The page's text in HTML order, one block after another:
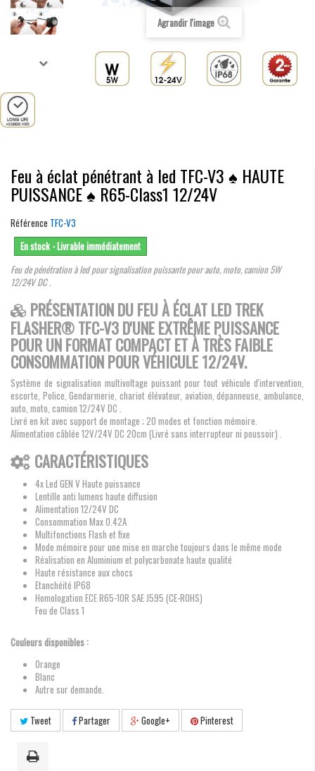
Agrandir l'image
Feu à éclat pénétrant à led TFC-V3 ♠ HAUTE
PUISSANCE ♠ R65-Class1 12/24V
Référence TFC-V3
En stock - Livrable immédiatement
Feu de pénétration à led pour signalisation puissante pour auto, moto, camion 5W
12/24V DC .
PRÉSENTATION DU FEU À ÉCLAT LED TREK
FLASHER® TFC-V3 D'UNE EXTRÊME PUISSANCE
POUR UN FORMAT COMPACT ET À TRÈS FAIBLE
CONSOMMATION POUR VÉHICULE 12/24V.
Système de signalisation multivoltage puissant pour tout véhicule d'intervention,
escorte, Police, Gendarmerie, chariot élévateur, aviation, dépanneuse, ambulance,
auto, moto, camion 12/24V DC .
Livré en kit avec support de montage ; 20 modes et fonction mémoire.
Alimentation câblée 12V/24V DC 20cm (Livré sans interrupteur ni poussoir) .
CARACTÉRISTIQUES
4x Led GEN V Haute puissance
Lentille anti lumens haute diffusion
Alimentation 12/24V DC
Consommation Max 0.42A
Multifonctions Flash et fixe
Mode mémoire pour une mise en marche toujours dans le même mode
Réalisation en Aluminium et polycarbonate haute qualité
Haute résistance aux chocs
Etanchéité IP68
Homologation ECE R65-10R SAE J595 (CE-ROHS)
Feu de Class 1
Couleurs disponibles :
Orange
Blanc
Autre sur demande.
Tweet Partager Google+ Pinterest